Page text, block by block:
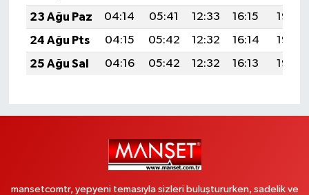
23 Ağu Paz
04:14 05:41 12:33 16:15
19:14
24 Ağu Pts
04:15 05:42 12:32 16:14
19:13
25 Ağu Sal
04:16 05:42 12:32 16:13 19:12
mansetcomtr, yepyeni temasıyla sizleri buluştururken, sadelik ve